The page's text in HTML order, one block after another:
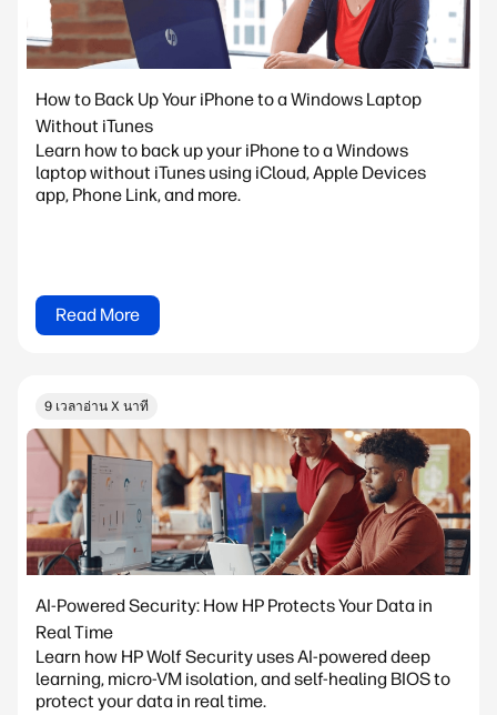
How to Back Up Your iPhone to a Windows Laptop
Without iTunes
Learn how to back up your iPhone to a Windows
laptop without iTunes using iCloud, Apple Devices
app, Phone Link, and more.
Read More
9 เวลาอ่าน X นาที
AI-Powered Security: How HP Protects Your Data in
Real Time
Learn how HP Wolf Security uses AI-powered deep
learning, micro-VM isolation, and self-healing BIOS to
protect your data in real time.